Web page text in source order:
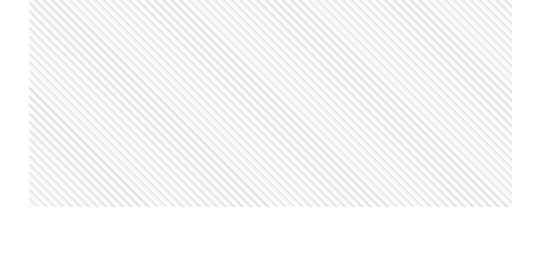
CONFIRA
O
LINE
UP